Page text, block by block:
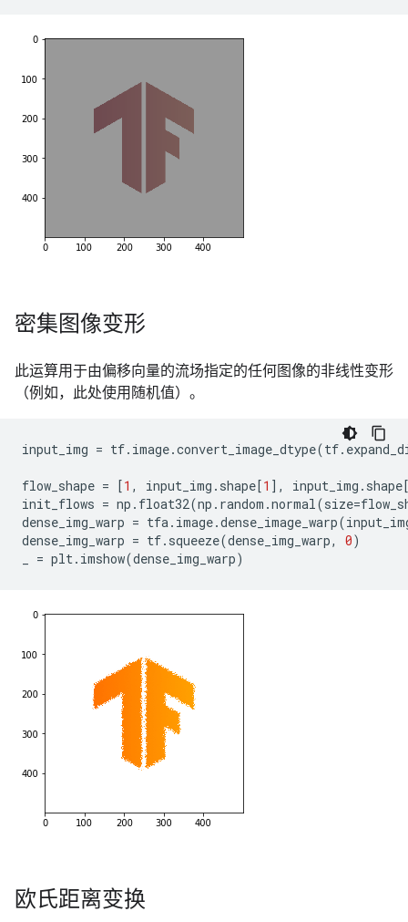
密集图像变形
此运算用于由偏移向量的流场指定的任何图像的非线性变形
（例如，此处使用随机值）。
input_img = tf. image.convert_image_dtype(tf.
flow_shape = [1 , input_img . shape[1 ], input_img . shape
init_flows = np . float32(np . random .normal(size=
dense_img_warp = tfa. image.dense_image_warp(
dense_img_warp = tf. squeeze(dense_img_warp, 0)
= plt. imshow(dense_img_warp)
欧氏距离变换